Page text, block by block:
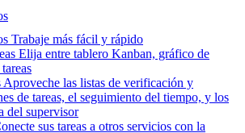
Trabaje más fácil y rápido
Elija entre tablero Kanban, gráfico de
Aproveche las listas de verificación y
de tareas, el seguimiento del tiempo, y los
del supervisor
sus tareas a otros servicios con la